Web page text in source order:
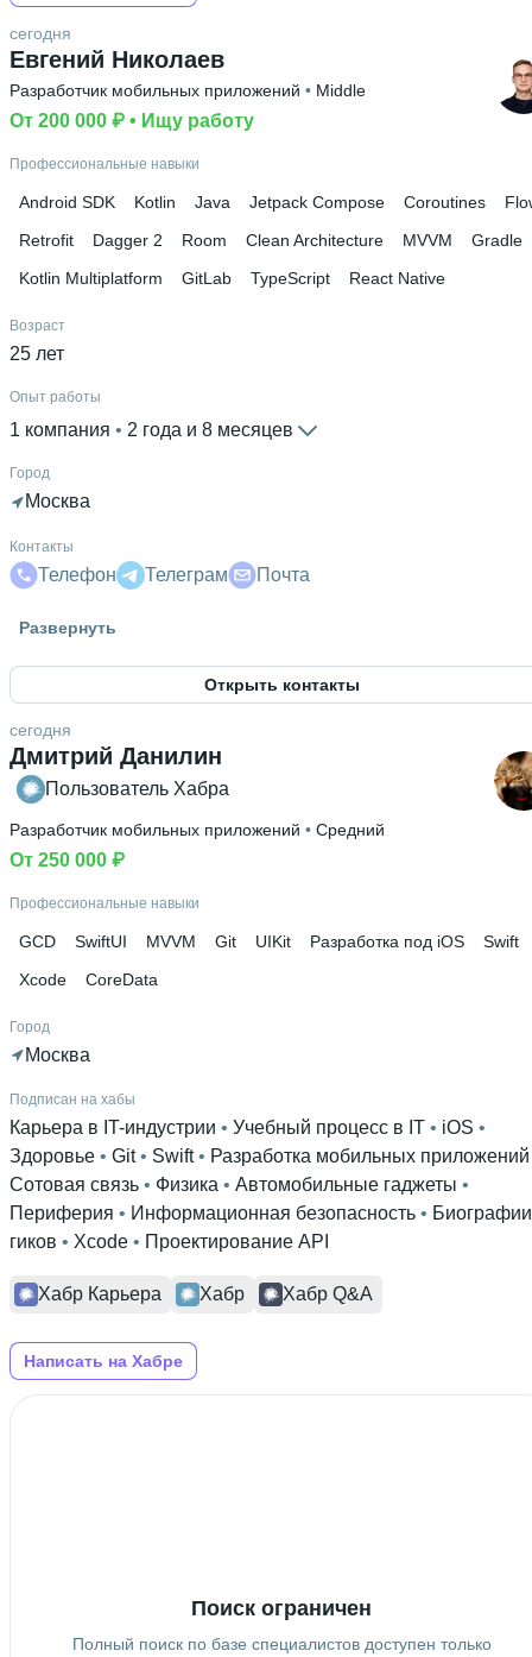
Евгений Николаев
сегодня
Разработчик мобильных приложений • Middle
От 200 000 ₽ • Ищу работу
Профессиональные навыки
Android SDK Kotlin Java Jetpack Compose Coroutines
Retrofit
Dagger 2 Room Clean Architecture MVVM
Gradle
Kotlin Multiplatform
GitLab TypeScript React Native
Возраст
25 лет
Опыт работы
1 компания 2 года и 8 месяцев
Город
Москва
Контакты
Телефон Телеграм Почта
проектирования и дизайна
Ещё 1 в профиле
Дополнительное образование
Яндекс Практикум
Развернуть
Открыть контакты
Дмитрий Данилин
сегодня
Пользователь Хабра
Разработчик мобильных приложений • Средний
От 250 000 ₽
Профессиональные навыки
GCD SwiftUI MVVM Git UIKit Разработка под iOS
Swift
Xcode
CoreData
Город
Москва
Подписан на хабы
Карьера в IT-индустрии • Учебный процесс в IT • iOS
Здоровье • Git • Swift • Разработка мобильных приложений
Сотовая связь • Физика • Автомобильные гаджеты
Периферия • Информационная безопасность • Биографии
гиков • Xcode • Проектирование API
Хабр Карьера Хабр Хабр Q&A
Написать на Хабре
Поиск ограничен
Полный поиск по базе специалистов доступен только